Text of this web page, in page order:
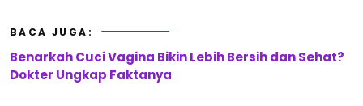
BACA JUGA:
Benarkah Cuci Vagina Bikin Lebih Bersih dan Sehat?
Dokter Ungkap Faktanya